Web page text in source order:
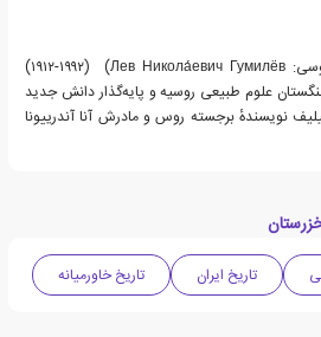
لیف نیکُلائِویچ گومیلیف (به روسی: Лев Никола́евич Гумилёв) ‏ (۱۹۱۲-۱۹۹۲)
علوم طبیعی روسیه و پایه‌گذار دانش جدید
نویسندهٔ برجسته روس و مادرش آنا آندرییونا
تاریخ ایران تاریخ خاورمیانه